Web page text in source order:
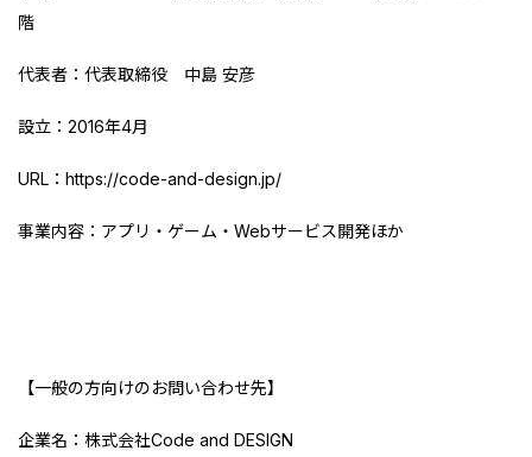
階
代表者：代表取締役 中島 安彦
設立：2016年4月
URL： https://code-and-design.jp/
事業内容：アプリ・ゲーム・Webサービス開発ほか
【一般の方向けのお問い合わせ先】
企業名：株式会社Code and DESIGN